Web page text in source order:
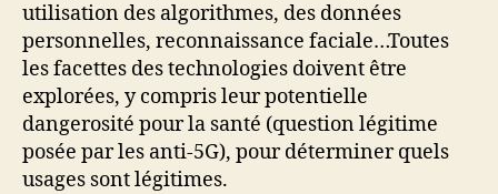
utilisation des algorithmes, des données
personnelles, reconnaissance faciale…Toutes
les facettes des technologies doivent être
explorées, y compris leur potentielle
dangerosité pour la santé (question légitime
posée par les anti-5G), pour déterminer quels
usages sont légitimes.